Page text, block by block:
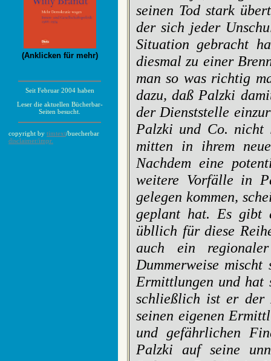
(Anklicken für mehr)
Seit Februar 2004 haben
Leser die aktuellen Bücherbar-
Seiten besucht.
copyright by timtext/buecherbar
disclaimer/impr.
seinen Tod stark
der sich jeder
Situation gebracht
diesmal zu einer
man so was richtig
dazu, daß Palzki
der Dienststelle
Palzki und Co. nicht
mitten in ihrem
Nachdem eine
weitere Vorfälle in
gelegen kommen,
geplant hat. Es gibt
übllich für diese
auch ein
Dummerweise
Ermittlungen und hat
schließlich ist er der
seinen eigenen
und gefährlichen
Palzki auf seine